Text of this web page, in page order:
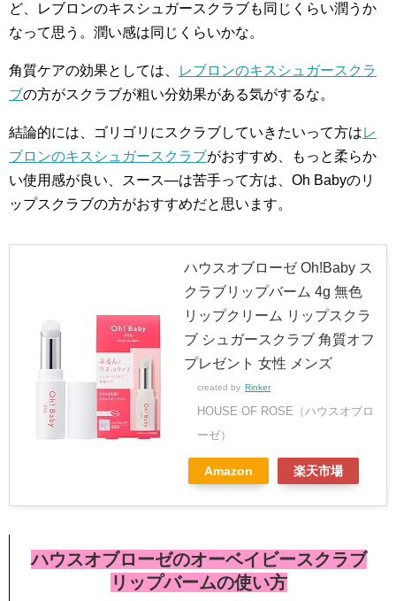
ど、レブロンのキスシュガースクラブも同じくらい潤うか
なって思う。潤い感は同じくらいかな。
角質ケアの効果としては、
レブロンのキスシュガースクラ
ブの方がスクラブが粗い分効果がある気がするな。
結論的には、ゴリゴリにスクラブしていきたいって方はレ
ブロンのキスシュガースクラブがおすすめ、もっと柔らか
い使用感が良い、スース―は苦手って方は、Oh Babyのリ
ップスクラブの方がおすすめだと思います。
ハウスオブローゼ Oh!Baby ス
クラブリップバーム 4g 無色
リップクリーム リップスクラ
ブ シュガースクラブ 角質オフ
プレゼント 女性 メンズ
created by Rinker
HOUSE OF ROSE（ハウスオブロ
ーゼ）
Amazon 楽天市場
ハウスオブローゼのオーベイビースクラブ
リップバームの使い方